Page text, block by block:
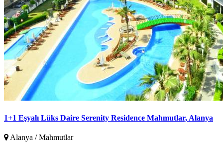
1+1 Eşyalı Lüks Daire Serenity Residence Mahmutlar, Alanya
Alanya / Mahmutlar